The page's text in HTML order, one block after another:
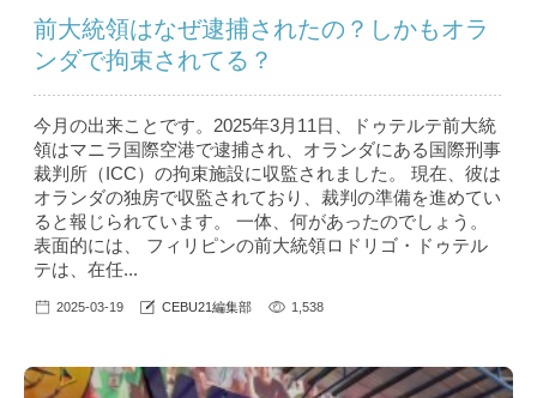
前大統領はなぜ逮捕されたの？しかもオラ
ンダで拘束されてる？
今月の出来ことです。2025年3月11日、ドゥテルテ前大統
領はマニラ国際空港で逮捕され、オランダにある国際刑事
裁判所（ICC）の拘束施設に収監されました。 現在、彼は
オランダの独房で収監されており、裁判の準備を進めてい
ると報じられています。 一体、何があったのでしょう。
表面的には、 フィリピンの前大統領ロドリゴ・ドゥテル
テは、在任...
2025-03-19 CEBU21編集部 1,538